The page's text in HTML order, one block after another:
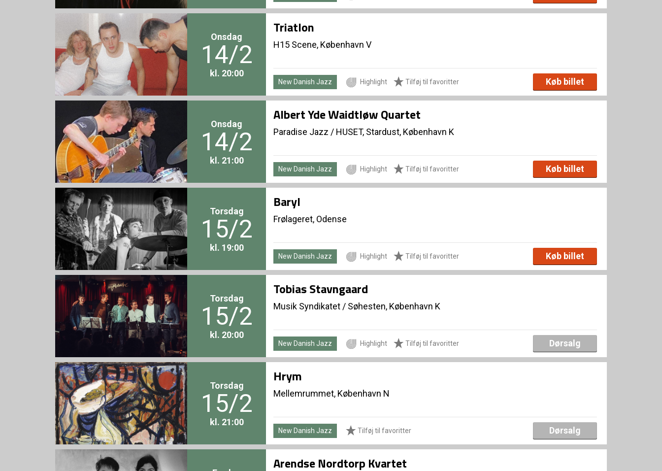
Onsdag
14/2
kl. 20:00
Triatlon
H15 Scene, København V
New Danish Jazz Highlight Tilføj til favoritter Køb billet
Onsdag
14/2
kl. 21:00
Albert Yde Waidtløw Quartet
Paradise Jazz / HUSET, Stardust, København K
New Danish Jazz Highlight Tilføj til favoritter Køb billet
Torsdag
15/2
kl. 19:00
Baryl
Frølageret, Odense
New Danish Jazz Highlight Tilføj til favoritter Køb billet
Torsdag
15/2
kl. 20:00
Tobias Stavngaard
Musik Syndikatet / Søhesten, København K
New Danish Jazz Highlight Tilføj til favoritter Dørsalg
Torsdag
15/2
kl. 21:00
Hrym
Mellemrummet, København N
New Danish Jazz Tilføj til favoritter Dørsalg
Arendse Nordtorp Kvartet